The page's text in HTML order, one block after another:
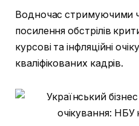
Водночас стримуючими
посилення обстрілів
курсові та інфляційні
кваліфікованих кадрів.